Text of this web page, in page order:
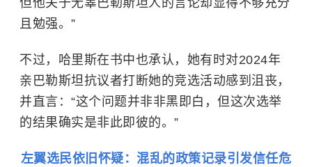
但他关于无辜巴勒斯坦人的言论却显得不够充分
且勉强。”
不过，哈里斯在书中也承认，她有时对2024年
亲巴勒斯坦抗议者打断她的竞选活动感到沮丧，
并直言：“这个问题并非非黑即白，但这次选举
的结果确实是非此即彼的。”
左翼选民依旧怀疑：混乱的政策记录引发信任危